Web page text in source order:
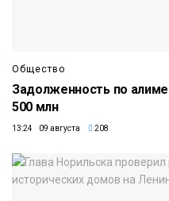
Общество
Задолженность по
500 млн
13:24 09 августа 208